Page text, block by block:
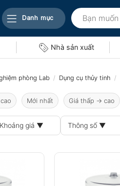
Danh mục
Tìm
kiếm:
Nhà sản xuất
phòng Lab / Dụng cụ thủy tinh /
Mới nhất Giá thấp → cao
Khoảng giá ▼ Thông số ▼